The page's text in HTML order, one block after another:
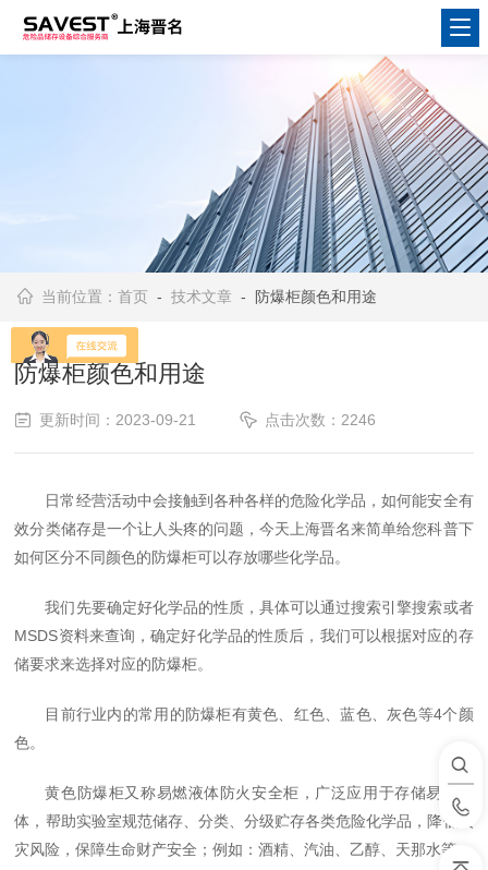
当前位置：首页 -技术文章 - 防爆柜颜色和用途
防爆柜颜色和用途
更新时间：2023-09-21 点击次数：2246
日常经营活动中会接触到各种各样的危险化学品，如何能安全有
效分类储存是一个让人头疼的问题，今天上海晋名来简单给您科普下
如何区分不同颜色的防爆柜可以存放哪些化学品。
我们先要确定好化学品的性质，具体可以通过搜索引擎搜索或者
MSDS资料来查询，确定好化学品的性质后，我们可以根据对应的存
储要求来选择对应的防爆柜。
目前行业内的常用的防爆柜有黄色、红色、蓝色、灰色等4个颜
色。
黄色防爆柜又称易燃液体防火安全柜，广泛应用于存储易燃液
体，帮助实验室规范储存、分类、分级贮存各类危险化学品，降低火
灾风险，保障生命财产安全；例如：酒精、汽油、乙醇、天那水等。